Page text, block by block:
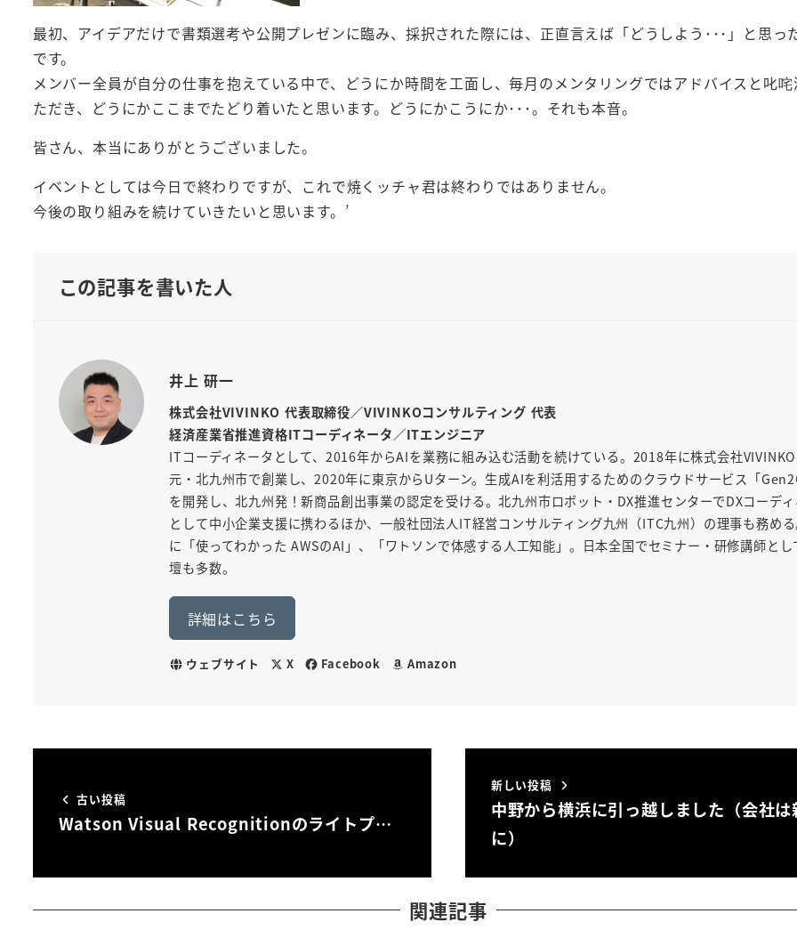
最初、アイデアだけで書類選考や公開プレゼンに臨み、採択された際には、正直言えば「どうしよう･･･」と思っ
です。
メンバー全員が自分の仕事を抱えている中で、どうにか時間を工面し、毎月のメンタリングではアドバイスと叱咤
ただき、どうにかここまでたどり着いたと思います。どうにかこうにか･･･。それも本音。
皆さん、本当にありがとうございました。
イベントとしては今日で終わりですが、これで焼くッチャ君は終わりではありません。
今後の取り組みを続けていきたいと思います。’
この記事を書いた人
井上 研一
株式会社VIVINKO 代表取締役／VIVINKOコンサルティング 代表
経済産業省推進資格ITコーディネータ／ITエンジニア
ITコーディネータとして、2016年からAIを業務に組み込む活動を続けている。2018年に株式会社
元・北九州市で創業し、2020年に東京からUターン。生成AIを利活用するためのクラウドサービス「
を開発し、北九州発！新商品創出事業の認定を受ける。北九州市ロボット・DX推進センターでDXコーデ
として中小企業支援に携わるほか、一般社団法人IT経営コンサルティング九州（ITC九州）の理事も務め
に「使ってわかった AWSのAI」、「ワトソンで体感する人工知能」。日本全国でセミナー・研修講師とし
壇も多数。
詳細はこちら
ウェブサイト X Facebook Amazon
古い投稿
Watson Visual Recognitionのライトプ…
新しい投稿
中野から横浜に引っ越しました（会社は
に）
関連記事